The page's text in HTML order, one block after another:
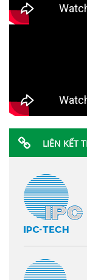
LIÊN KẾT